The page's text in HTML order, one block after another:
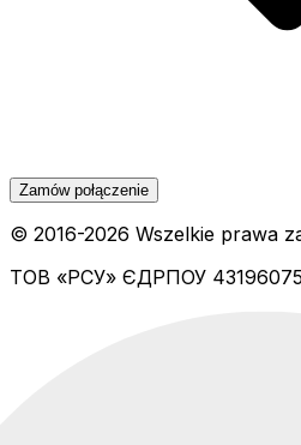
Zamów połączenie
© 2016-2026 Wszelkie prawa
ТОВ «РСУ» ЄДРПОУ 43196075